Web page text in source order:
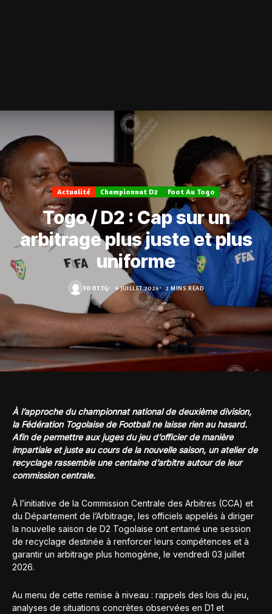
Actualité Championnat D2 Foot Au Togo
Togo / D2 : Cap sur un
arbitrage plus juste et plus
uniforme
FOOT.TG 4 JUILLET 2026 2 MINS READ
À l’approche du championnat national de deuxième division,
la Fédération Togolaise de Football ne laisse rien au hasard.
Afin de permettre aux juges du jeu d’officier de manière
impartiale et juste au cours de la nouvelle saison, un atelier de
recyclage rassemble une centaine d’arbitre autour de leur
commission centrale.
À l’initiative de la Commission Centrale des Arbitres (CCA) et
du Département de l’Arbitrage, les officiels appelés à diriger
la nouvelle saison de D2 Togolaise ont entamé une session
de recyclage destinée à renforcer leurs compétences et à
garantir un arbitrage plus homogène, le vendredi 03 juillet
2026.
Au menu de cette remise à niveau : rappels des lois du jeu,
analyses de situations concrètes observées en D1 et